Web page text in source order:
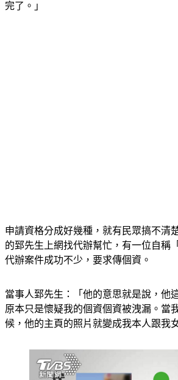
完了。」
申請資格分成好幾種，就有民眾搞不清
的郅先生上網找代辦幫忙，有一位自稱
代辦案件成功不少，要求傳個資。
當事人郅先生：「他的意思就是說，他
原本只是懷疑我的個資個資被洩漏。當
候，他的主頁的照片就變成我本人跟我